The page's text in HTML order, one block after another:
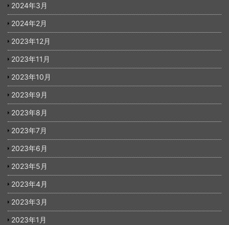
2024年3月
2024年2月
2023年12月
2023年11月
2023年10月
2023年9月
2023年8月
2023年7月
2023年6月
2023年5月
2023年4月
2023年3月
2023年1月